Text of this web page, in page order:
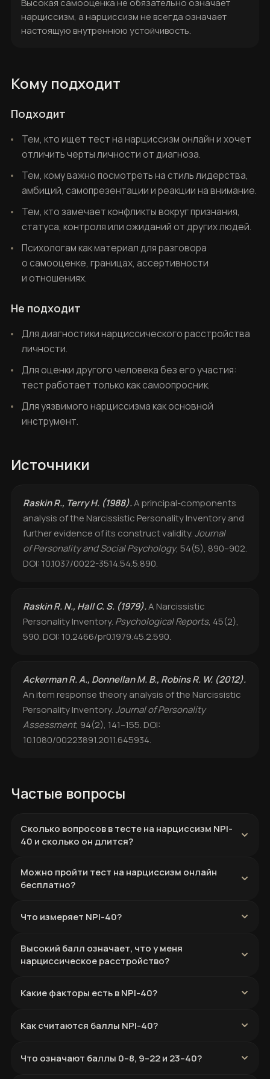
Высокая самооценка не обязательно означает
нарциссизм, а нарциссизм не всегда означает
настоящую внутреннюю устойчивость.
Кому подходит
Подходит
Тем, кто ищет тест на нарциссизм онлайн и хочет
отличить черты личности от диагноза.
Тем, кому важно посмотреть на стиль лидерства,
амбиций, самопрезентации и реакции на внимание.
Тем, кто замечает конфликты вокруг признания,
статуса, контроля или ожиданий от других людей.
Психологам как материал для разговора
о самооценке, границах, ассертивности
и отношениях.
Не подходит
Для диагностики нарциссического расстройства
личности.
Для оценки другого человека без его участия:
тест работает только как самоопросник.
Для уязвимого нарциссизма как основной
инструмент.
Источники
Raskin R., Terry H. (1988).A principal-components
analysis of the Narcissistic Personality Inventory and
further evidence of its construct validity.Journal
of Personality and Social Psychology, 54(5), 890–902.
DOI: 10.1037/0022-3514.54.5.890.
Raskin R. N., Hall C. S. (1979).A Narcissistic
Personality Inventory. Psychological Reports, 45(2),
590. DOI: 10.2466/pr0.1979.45.2.590.
Ackerman R. A., Donnellan M. B., Robins R. W. (2012).
An item response theory analysis of the Narcissistic
Personality Inventory.Journal of Personality
Assessment, 94(2), 141–155. DOI:
10.1080/00223891.2011.645934.
Частые вопросы
Сколько вопросов в тесте на нарциссизм NPI-
40 и сколько он длится?
Можно пройти тест на нарциссизм онлайн
бесплатно?
Что измеряет NPI-40?
Высокий балл означает, что у меня
нарциссическое расстройство?
Какие факторы есть в NPI-40?
Как считаются баллы NPI-40?
Что означают баллы 0–8, 9–22 и 23–40?